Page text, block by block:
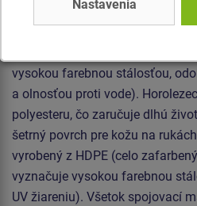
sa vyznačuje vysokou farebnou
vysokou farebnou stálosťou,
a olnosťou proti vode).
polyesteru, čo zaručuje dlhú
šetrný povrch pre kožu na
vyrobený z HDPE (celo
vyznačuje vysokou farebnou
UV žiareniu). Všetok spojovací
Nastavenia